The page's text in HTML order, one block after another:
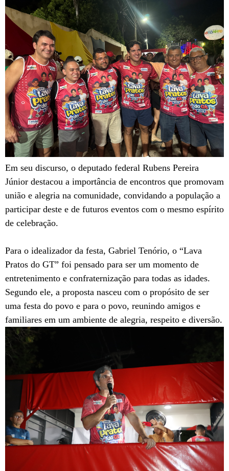
Em seu discurso, o deputado federal Rubens Pereira
Júnior destacou a importância de encontros que promovam
união e alegria na comunidade, convidando a população a
participar deste e de futuros eventos com o mesmo espírito
de celebração.
Para o idealizador da festa, Gabriel Tenório, o “Lava
Pratos do GT” foi pensado para ser um momento de
entretenimento e confraternização para todas as idades.
Segundo ele, a proposta nasceu com o propósito de ser
uma festa do povo e para o povo, reunindo amigos e
familiares em um ambiente de alegria, respeito e diversão.